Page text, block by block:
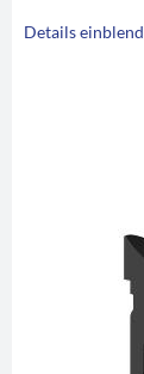
Details